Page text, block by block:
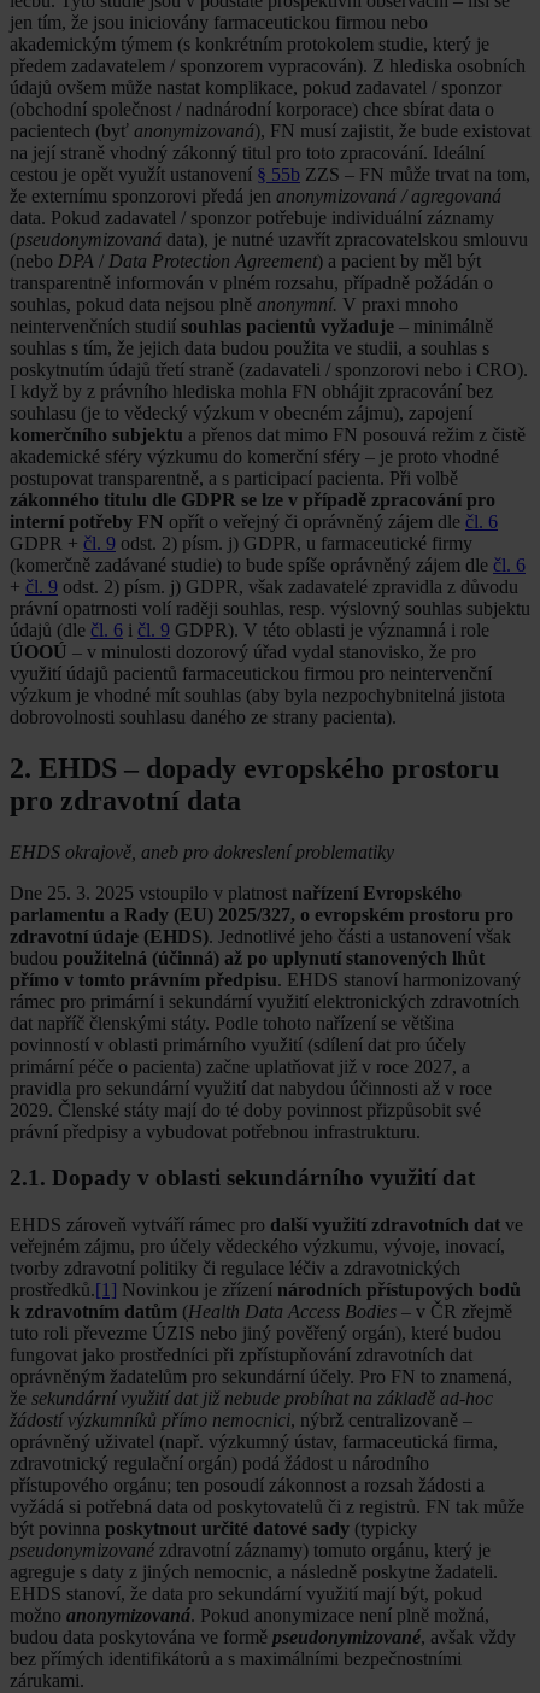
jen tím, že jsou iniciovány farmaceutickou firmou nebo
akademickým týmem (s konkrétním protokolem studie, který je
předem zadavatelem / sponzorem vypracován). Z hlediska osobních
údajů ovšem může nastat komplikace, pokud zadavatel / sponzor
(obchodní společnost / nadnárodní korporace) chce sbírat data o
pacientech (byť anonymizovaná), FN musí zajistit, že bude existovat
na její straně vhodný zákonný titul pro toto zpracování. Ideální
cestou je opět využít ustanovení § 55b ZZS – FN může trvat na tom,
že externímu sponzorovi předá jen anonymizovaná / agregovaná
data. Pokud zadavatel / sponzor potřebuje individuální záznamy
(pseudonymizovaná data), je nutné uzavřít zpracovatelskou smlouvu
(nebo DPA / Data Protection Agreement) a pacient by měl být
transparentně informován v plném rozsahu, případně požádán o
souhlas, pokud data nejsou plně anonymní. V praxi mnoho
neintervenčních studií souhlas pacientů vyžaduje – minimálně
souhlas s tím, že jejich data budou použita ve studii, a souhlas s
poskytnutím údajů třetí straně (zadavateli / sponzorovi nebo i CRO).
I když by z právního hlediska mohla FN obhájit zpracování bez
souhlasu (je to vědecký výzkum v obecném zájmu), zapojení
komerčního subjektu a přenos dat mimo FN posouvá režim z čistě
akademické sféry výzkumu do komerční sféry – je proto vhodné
postupovat transparentně, a s participací pacienta. Při volbě
zákonného titulu dle GDPR se lze v případě zpracování pro
interní potřeby FN opřít o veřejný či oprávněný zájem dle čl. 6
GDPR + čl. 9 odst. 2) písm. j) GDPR, u farmaceutické firmy
(komerčně zadávané studie) to bude spíše oprávněný zájem dle čl. 6
+ čl. 9 odst. 2) písm. j) GDPR, však zadavatelé zpravidla z důvodu
právní opatrnosti volí raději souhlas, resp. výslovný souhlas subjektu
údajů (dle čl. 6 i čl. 9 GDPR). V této oblasti je významná i role
ÚOOÚ – v minulosti dozorový úřad vydal stanovisko, že pro
využití údajů pacientů farmaceutickou firmou pro neintervenční
výzkum je vhodné mít souhlas (aby byla nezpochybnitelná jistota
dobrovolnosti souhlasu daného ze strany pacienta).
2. EHDS – dopady evropského prostoru
pro zdravotní data
EHDS okrajově, aneb pro dokreslení problematiky
Dne 25. 3. 2025 vstoupilo v platnost nařízení Evropského
parlamentu a Rady (EU) 2025/327, o evropském prostoru pro
zdravotní údaje (EHDS). Jednotlivé jeho části a ustanovení však
budou použitelná (účinná) až po uplynutí stanovených lhůt
přímo v tomto právním předpisu. EHDS stanoví harmonizovaný
rámec pro primární i sekundární využití elektronických zdravotních
dat napříč členskými státy. Podle tohoto nařízení se většina
povinností v oblasti primárního využití (sdílení dat pro účely
primární péče o pacienta) začne uplatňovat již v roce 2027, a
pravidla pro sekundární využití dat nabydou účinnosti až v roce
2029. Členské státy mají do té doby povinnost přizpůsobit své
právní předpisy a vybudovat potřebnou infrastrukturu.
2.1. Dopady v oblasti sekundárního využití dat
EHDS zároveň vytváří rámec pro další využití zdravotních dat ve
veřejném zájmu, pro účely vědeckého výzkumu, vývoje, inovací,
tvorby zdravotní politiky či regulace léčiv a zdravotnických
prostředků.[1] Novinkou je zřízení národních přístupových bodů
k zdravotním datům (Health Data Access Bodies – v ČR zřejmě
tuto roli převezme ÚZIS nebo jiný pověřený orgán), které budou
fungovat jako prostředníci při zpřístupňování zdravotních dat
oprávněným žadatelům pro sekundární účely. Pro FN to znamená,
že sekundární využití dat již nebude probíhat na základě ad-hoc
žádostí výzkumníků přímo nemocnici, nýbrž centralizovaně –
oprávněný uživatel (např. výzkumný ústav, farmaceutická firma,
zdravotnický regulační orgán) podá žádost u národního
přístupového orgánu; ten posoudí zákonnost a rozsah žádosti a
vyžádá si potřebná data od poskytovatelů či z registrů. FN tak může
být povinna poskytnout určité datové sady (typicky
pseudonymizovanézdravotní záznamy) tomuto orgánu, který je
agreguje s daty z jiných nemocnic, a následně poskytne žadateli.
EHDS stanoví, že data pro sekundární využití mají být, pokud
možno anonymizovaná. Pokud anonymizace není plně možná,
budou data poskytována ve formě pseudonymizované, avšak vždy
bez přímých identifikátorů a s maximálními bezpečnostními
zárukami.